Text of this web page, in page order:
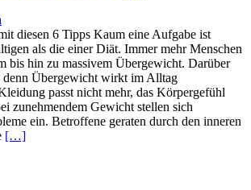
diesen 6 Tipps Kaum eine Aufgabe ist
als die einer Diät. Immer mehr Menschen
bis hin zu massivem Übergewicht. Darüber
denn Übergewicht wirkt im Alltag
passt nicht mehr, das Körpergefühl
zunehmendem Gewicht stellen sich
ein. Betroffene geraten durch den inneren
[…]